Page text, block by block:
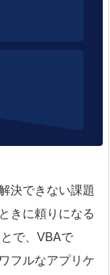
決できない課題
きに頼りになる
で、VBAで
フルなアプリケ